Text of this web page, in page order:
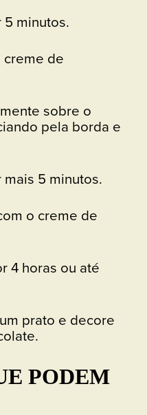
minutos.
creme de
sobre o
pela borda e
5 minutos.
o creme de
4 horas ou até
prato e decore
PODEM